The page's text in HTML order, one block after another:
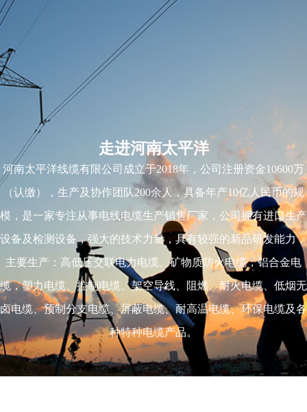
走进河南太平洋
河南太平洋线缆有限公司成立于2018年，公司注册资金10600万
（认缴），生产及协作团队200余人，具备年产10亿人民币的规
模，是一家专注从事电线电缆生产销售厂家，公司拥有进口生产
设备及检测设备，强大的技术力量，具有较强的新品研发能力，
主要生产：高低压交联电力电缆、矿物质防火电缆，铝合金电
缆，塑力电缆、控制电缆、架空导线、阻燃、耐火电缆、低烟无
卤电缆、预制分支电缆、屏蔽电缆、耐高温电缆、环保电缆及各
种特种电缆产品。